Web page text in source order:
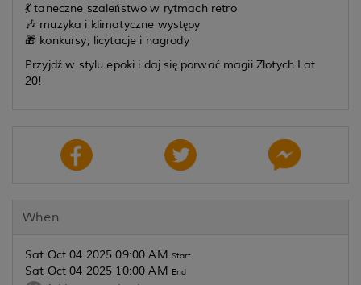
💃 taneczne szaleństwo w rytmach retro
🎶 muzyka i klimatyczne występy
🎁 konkursy, licytacje i nagrody
Przyjdź w stylu epoki i daj się porwać magii Złotych Lat
20!
When
Sat Oct 04 2025 09:00 AM Start
Sat Oct 04 2025 10:00 AM End